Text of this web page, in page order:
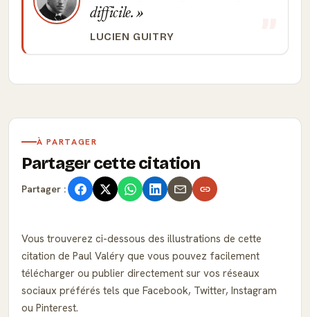
difficile.
LUCIEN GUITRY
À PARTAGER
Partager cette citation
Partager :
Vous trouverez ci-dessous des illustrations de cette
citation de Paul Valéry que vous pouvez facilement
télécharger ou publier directement sur vos réseaux
sociaux préférés tels que Facebook, Twitter, Instagram
ou Pinterest.